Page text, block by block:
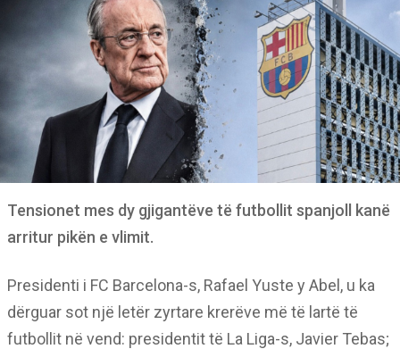
Tensionet mes dy gjigantëve të futbollit spanjoll kanë
arritur pikën e vlimit.
Presidenti i FC Barcelona-s, Rafael Yuste y Abel, u ka
dërguar sot një letër zyrtare krerëve më të lartë të
futbollit në vend: presidentit të La Liga-s, Javier Tebas;